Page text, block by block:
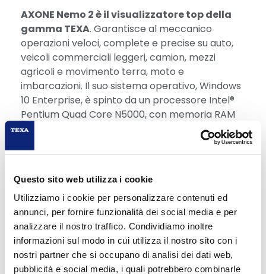
Questo sito web utilizza i cookie
Utilizziamo i cookie per personalizzare contenuti ed
annunci, per fornire funzionalità dei social media e per
analizzare il nostro traffico. Condividiamo inoltre
informazioni sul modo in cui utilizza il nostro sito con i
nostri partner che si occupano di analisi dei dati web,
pubblicità e social media, i quali potrebbero combinarle
AXONE Nemo 2 è il visualizzatore top della
gamma TEXA. Garantisce al meccanico
operazioni veloci, complete e precise su auto,
veicoli commerciali leggeri, camion, mezzi
agricoli e movimento terra, moto e
imbarcazioni. Il suo sistema operativo, Windows
10 Enterprise, è spinto da un processore Intel®
Pentium Quad Core N5000, con memoria RAM
da 8 Giga DDR4 e storage da 250 GB SSD PCle.
Altro elemento distintivo è lo standard militare
MIL-STD 810G (transit drop test), che rende lo
Scarica Comunicato Stampa
GALLERY